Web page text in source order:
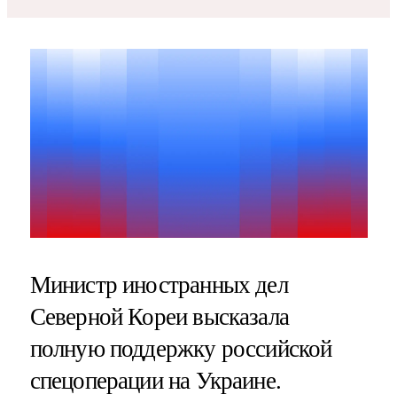
Министр иностранных дел
Северной Кореи высказала
полную поддержку российской
спецоперации на Украине.